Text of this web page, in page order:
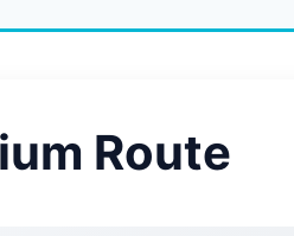
Route